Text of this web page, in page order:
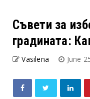
Съвети за
градината:
Vasilena June